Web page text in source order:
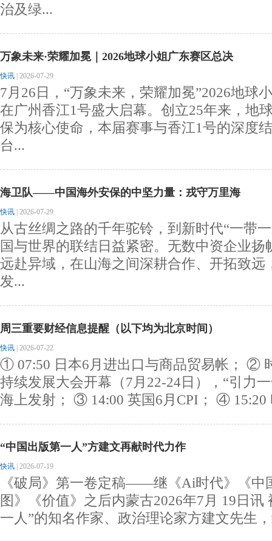
治及绿...
万象未来·荣耀加冕｜2026地球小姐广东赛区总决
快讯 2026-07-29
7月26日，“万象未来，荣耀加冕”2026地球
在广州香江1号盛大启幕。创立25年来，地
保为核心使命，本届赛事与香江1号的深度
台...
海卫队——中国海外安保的中坚力量：戎守万里海
快讯 2026-07-29
从古丝绸之路的千年驼铃，到新时代“一带
国与世界的联结日益紧密。无数中资企业扬
远赴异域，在山海之间深耕合作、开拓致远
发...
周三重要财经信息提醒（以下均为北京时间）
快讯 2026-07-22
① 07:50 日本6月进出口与商品贸易帐； ②
持续发展大会开幕（7月22-24日），“引力
海上发射； ③ 14:00 英国6月CPI； ④ 15:20
“中国出版第一人”方建文再献时代力作
快讯 2026-07-19
《破局》第一卷定稿——继《Ai时代》《中
图》《价值》之后内蒙古2026年7月 19日讯
一人”的知名作家、政治理论家方建文先生